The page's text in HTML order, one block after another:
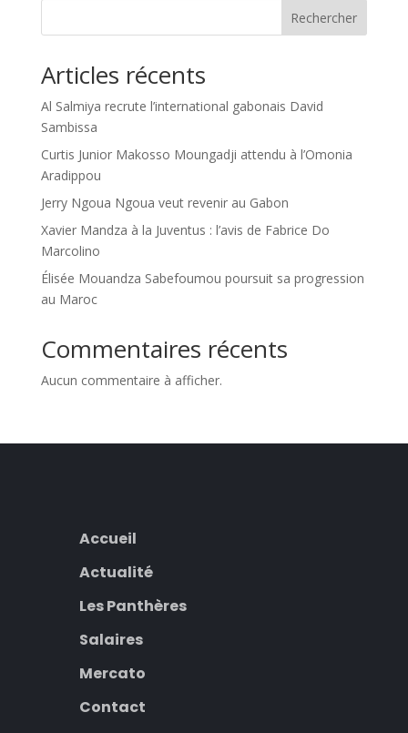
Rechercher
Articles récents
Al Salmiya recrute l’international gabonais David
Sambissa
Curtis Junior Makosso Moungadji attendu à l’Omonia
Aradippou
Jerry Ngoua Ngoua veut revenir au Gabon
Xavier Mandza à la Juventus : l’avis de Fabrice Do
Marcolino
Élisée Mouandza Sabefoumou poursuit sa progression
au Maroc
Commentaires récents
Aucun commentaire à afficher.
Accueil
Actualité
Les Panthères
Salaires
Mercato
Contact